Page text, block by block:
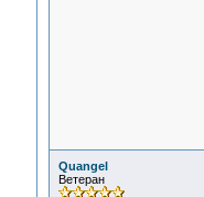
Quangel
Ветеран